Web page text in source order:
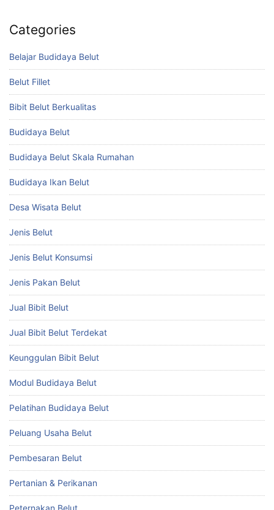
Categories
Belajar Budidaya Belut
Belut Fillet
Bibit Belut Berkualitas
Budidaya Belut
Budidaya Belut Skala Rumahan
Budidaya Ikan Belut
Desa Wisata Belut
Jenis Belut
Jenis Belut Konsumsi
Jenis Pakan Belut
Jual Bibit Belut
Jual Bibit Belut Terdekat
Keunggulan Bibit Belut
Modul Budidaya Belut
Pelatihan Budidaya Belut
Peluang Usaha Belut
Pembesaran Belut
Pertanian & Perikanan